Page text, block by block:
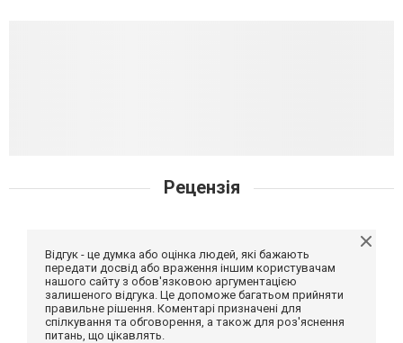
Рецензія
Відгук - це думка або оцінка людей, які бажають
передати досвід або враження іншим користувачам
нашого сайту з обов'язковою аргументацією
залишеного відгука. Це допоможе багатьом прийняти
правильне рішення. Коментарі призначені для
спілкування та обговорення, а також для роз'яснення
питань, що цікавлять.